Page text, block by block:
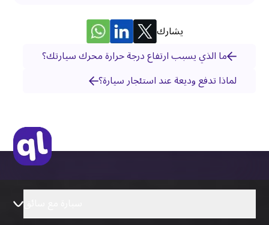
يشارك
ما الذي يسبب ارتفاع درجة حرارة محرك سيارتك؟
لماذا تدفع وديعة عند استئجار سيارة؟